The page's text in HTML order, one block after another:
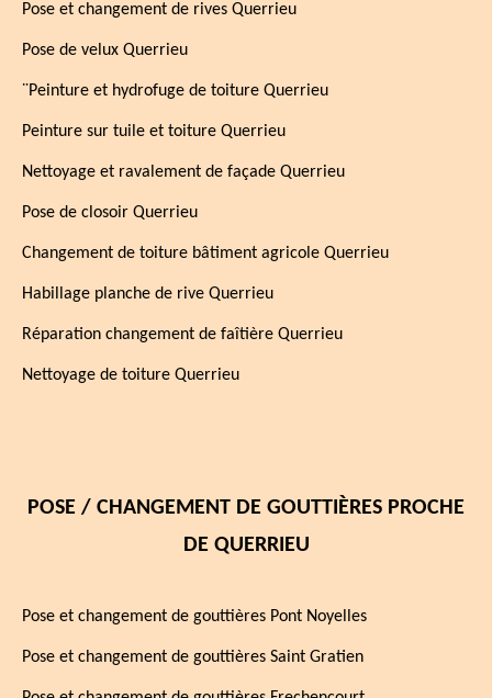
Pose et changement de rives Querrieu
Pose de velux Querrieu
¨Peinture et hydrofuge de toiture Querrieu
Peinture sur tuile et toiture Querrieu
Nettoyage et ravalement de façade Querrieu
Pose de closoir Querrieu
Changement de toiture bâtiment agricole Querrieu
Habillage planche de rive Querrieu
Réparation changement de faîtière Querrieu
Nettoyage de toiture Querrieu
POSE / CHANGEMENT DE GOUTTIÈRES PROCHE
DE QUERRIEU
Pose et changement de gouttières Pont Noyelles
Pose et changement de gouttières Saint Gratien